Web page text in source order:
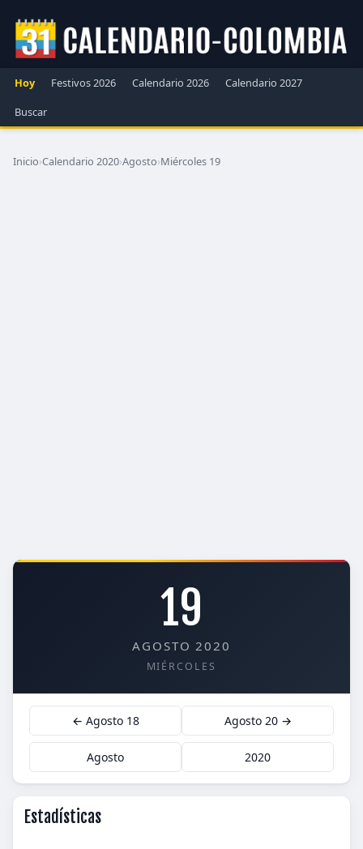
Hoy Festivos 2026 Calendario 2026
Calendario 2027
Buscar
Inicio›Calendario 2020›Agosto›Miércoles 19
19
AGOSTO 2020
MIÉRCOLES
← Agosto 18 Agosto 20 →
Agosto 2020
Estadísticas